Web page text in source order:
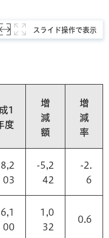
スライド操作で表示
1
度
増
減
額
増
減
率
03
-5,2
42
-2.
6
00
1,0
32
0.6